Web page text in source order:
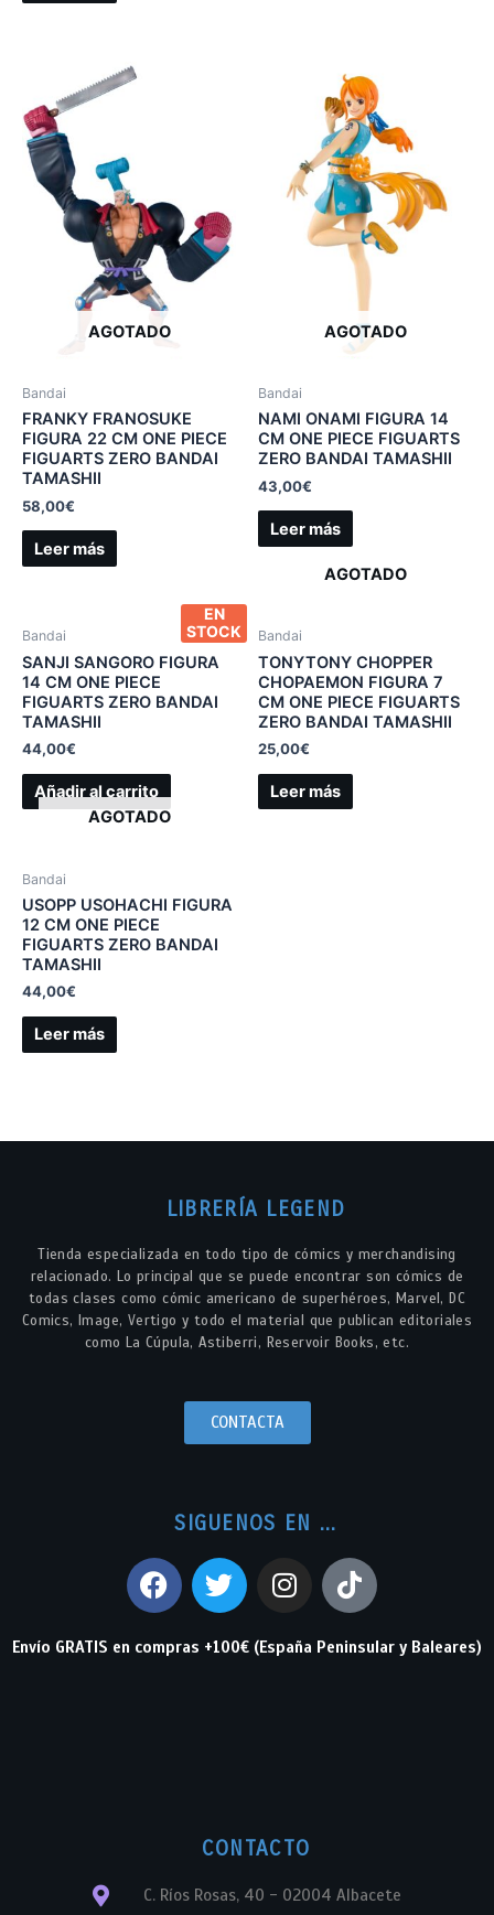
AGOTADO
Bandai
FRANKY FRANOSUKE
FIGURA 22 CM ONE PIECE
FIGUARTS ZERO BANDAI
TAMASHII
58,00€
Leer más
AGOTADO
Bandai
NAMI ONAMI FIGURA 14
CM ONE PIECE FIGUARTS
ZERO BANDAI TAMASHII
43,00€
Leer más
EN
STOCK
Bandai
SANJI SANGORO FIGURA
14 CM ONE PIECE
FIGUARTS ZERO BANDAI
TAMASHII
44,00€
Añadir al carrito
AGOTADO
Bandai
TONYTONY CHOPPER
CHOPAEMON FIGURA 7
CM ONE PIECE FIGUARTS
ZERO BANDAI TAMASHII
25,00€
Leer más
AGOTADO
Bandai
USOPP USOHACHI FIGURA
12 CM ONE PIECE
FIGUARTS ZERO BANDAI
TAMASHII
44,00€
Leer más
LIBRERÍA LEGEND
Tienda especializada en todo tipo de cómics y merchandising
relacionado. Lo principal que se puede encontrar son cómics de
todas clases como cómic americano de superhéroes, Marvel, DC
Comics, Image, Vertigo y todo el material que publican editoriales
como La Cúpula, Astiberri, Reservoir Books, etc.
CONTACTA
SIGUENOS EN ...
Envío GRATIS en compras +100€ (España Peninsular y Baleares)
CONTACTO
C. Ríos Rosas, 40 - 02004 Albacete